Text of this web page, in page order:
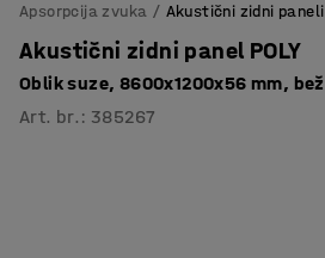
Apsorpcija zvuka Akustični zidni paneli
Akustični zidni panel POLY
Oblik suze, 8600x1200x56 mm, bež
Art. br. : 385267